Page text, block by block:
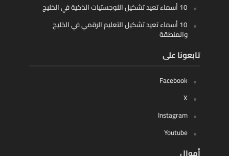
10 أسماء تعيد تشكيل اللوجستيات الذكية في الخليج
10 أسماء تعيد تشكيل التعليم الرقمي في الخليج
والمنطقة
تابعونا على
Facebook
X
Instagram
Youtube